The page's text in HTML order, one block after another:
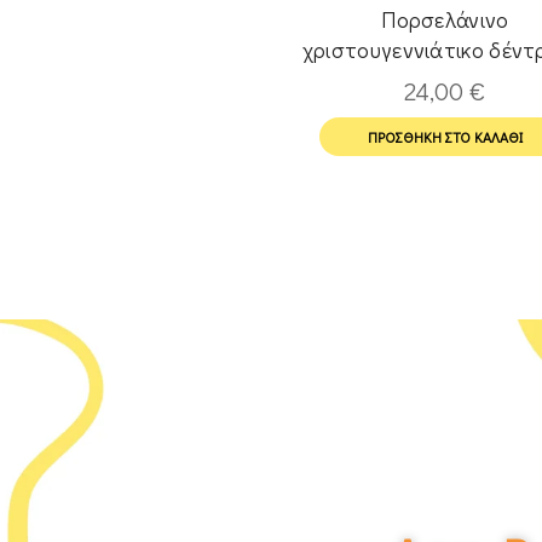
Πορσελάνινο
χριστουγεννιάτικο
μπάλα και μπορντό
24,00€
ΠΡΟΣΘΉΚΗ ΣΤΟ ΚΑΛΆΘΙ